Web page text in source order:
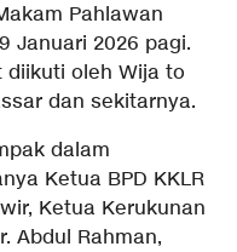
Pahlawan
Januari 2026 pagi.
diikuti oleh Wija to
dan sekitarnya.
dalam
Ketua BPD KKLR
Ketua Kerukunan
Abdul Rahman,